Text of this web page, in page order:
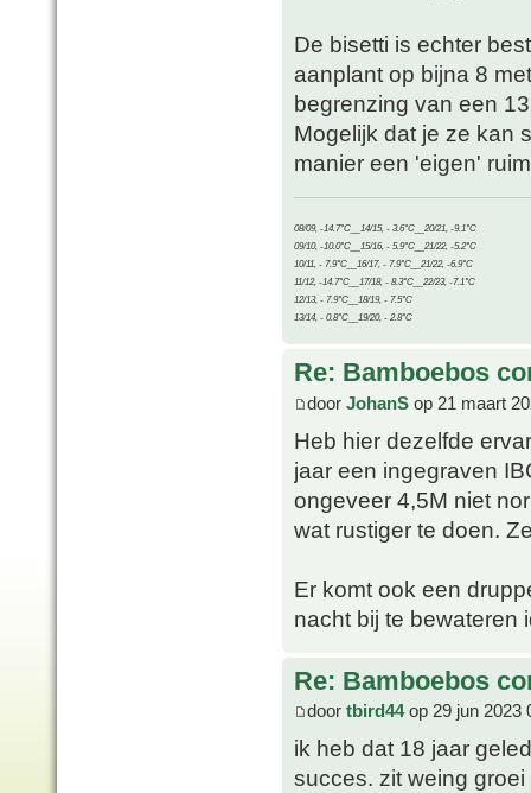
De bisetti is echter
aanplant op bijna 8
begrenzing van een
Mogelijk dat je ze kan
manier een 'eigen'
08/09, -14.7°C__14/15, - 3.6°C__20/21, -9.1°C
09/10, -10.0°C__15/16, - 5.9°C__21/22, -5.2°C
10/11, - 7.9°C__16/17, - 7.9°C__21/22, -6.9°C
11/12, -14.7°C__17/18, - 8.3°C__22/23, -7.1°C
12/13, - 7.9°C__18/19, - 7.5°C
13/14, - 0.8°C__19/20, - 2.8°C
Re: Bamboebos
door JohanS op 21 maart
Heb hier dezelfde
jaar een ingegraven
ongeveer 4,5M niet
wat rustiger te doen.
Er komt ook een
nacht bij te bewateren
Re: Bamboebos
door tbird44op 29 jun 2023
ik heb dat 18 jaar
succes. zit weing